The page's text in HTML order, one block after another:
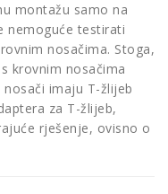
montažu samo na
nemoguće testirati
nosačima. Stoga,
krovnim nosačima
imaju T-žlijeb
za T-žlijeb,
rješenje, ovisno o